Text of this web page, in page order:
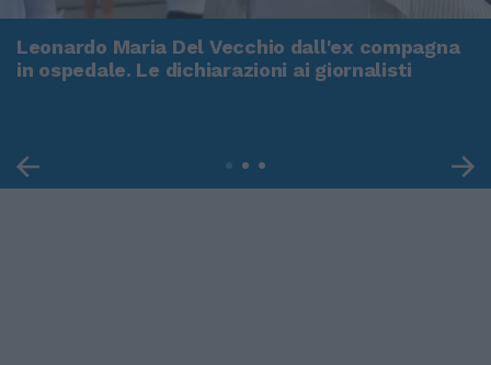
Leonardo Maria Del Vecchio dall'ex compagna
in ospedale. Le dichiarazioni ai giornalisti